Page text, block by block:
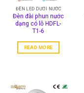
ĐÈN LED DƯỚI NƯỚC
Đèn đài phun nước
dạng có lỗ HDFL-
T1-6
READ MORE